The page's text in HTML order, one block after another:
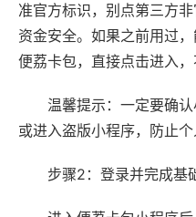
准官方标识，别点第三方
资金安全。如果之前用过
便荔卡包，直接点击进入，
温馨提示：一定要确
或进入盗版小程序，防止个
步骤2：登录并完成基